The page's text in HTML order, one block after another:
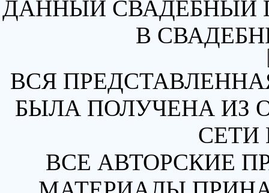
ДАННЫЙ СВАДЕБНЫЙ
В
ВСЯ
БЫЛА ПОЛУЧЕНА ИЗ
СЕТИ
ВСЕ АВТОРСКИЕ